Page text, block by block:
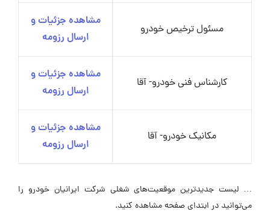
مسئول ترخیص خودرو
مشاهده جزئیات و
ارسال رزومه
کارشناس فنی خودرو- آقا
مشاهده جزئیات و
ارسال رزومه
مکانیک خودرو- آقا
مشاهده جزئیات و
ارسال رزومه
… لیست جدیدترین موقعیت‌های شغلی شرکت ایرانیان خودرو را
می‌توانید در ابتدای صفحه مشاهده کنید.